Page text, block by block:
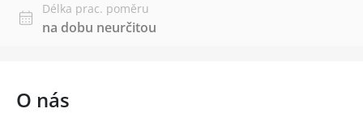
Délka prac. poměru
na dobu neurčitou
O nás